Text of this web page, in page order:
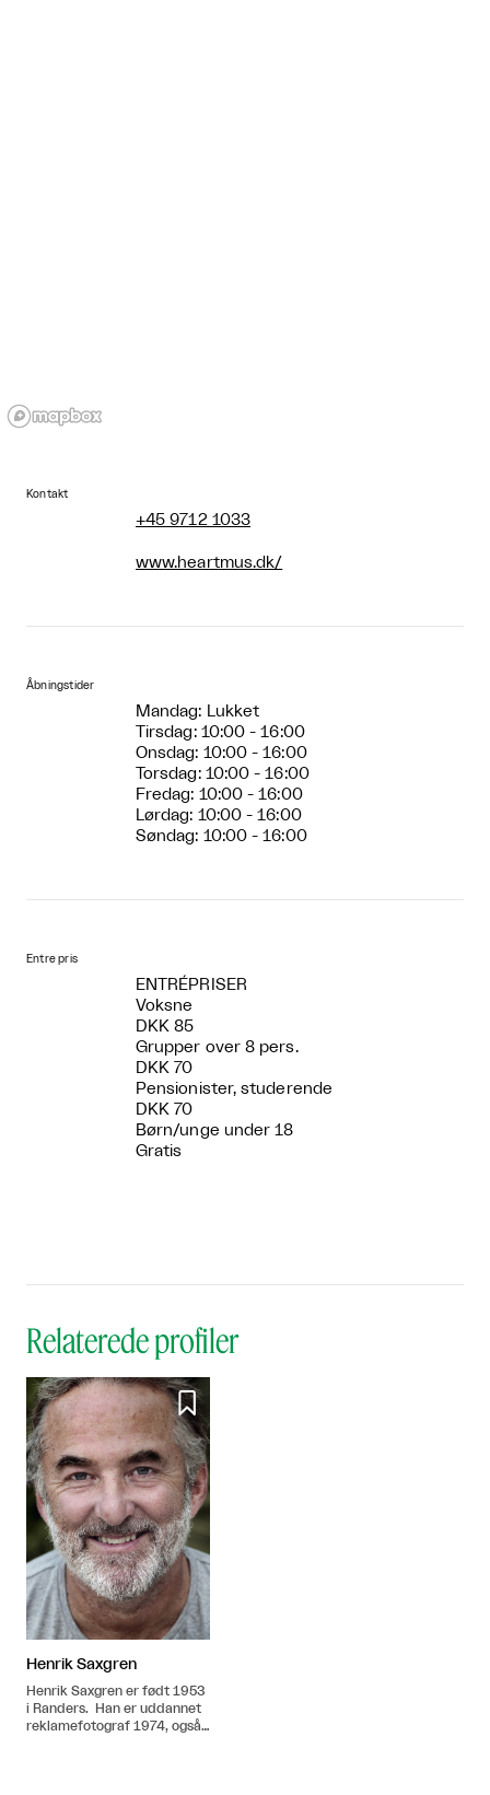
Kontakt
+45 9712 1033
www.heartmus.dk/
Åbningstider
Mandag: Lukket
Tirsdag: 10:00 - 16:00
Onsdag: 10:00 - 16:00
Torsdag: 10:00 - 16:00
Fredag: 10:00 - 16:00
Lørdag: 10:00 - 16:00
Søndag: 10:00 - 16:00
Entre pris
ENTRÉPRISER
Voksne
DKK 85
Grupper over 8 pers.
DKK 70
Pensionister, studerende
DKK 70
Børn/unge under 18
Gratis
Relaterede profiler

Henrik Saxgren
Henrik Saxgren er født 1953
i Randers. Han er uddannet
reklamefotograf 1974, også i